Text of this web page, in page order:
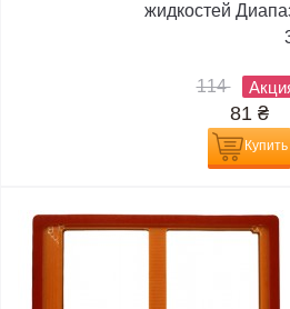
жидкостей
114
81 ₴
Купить